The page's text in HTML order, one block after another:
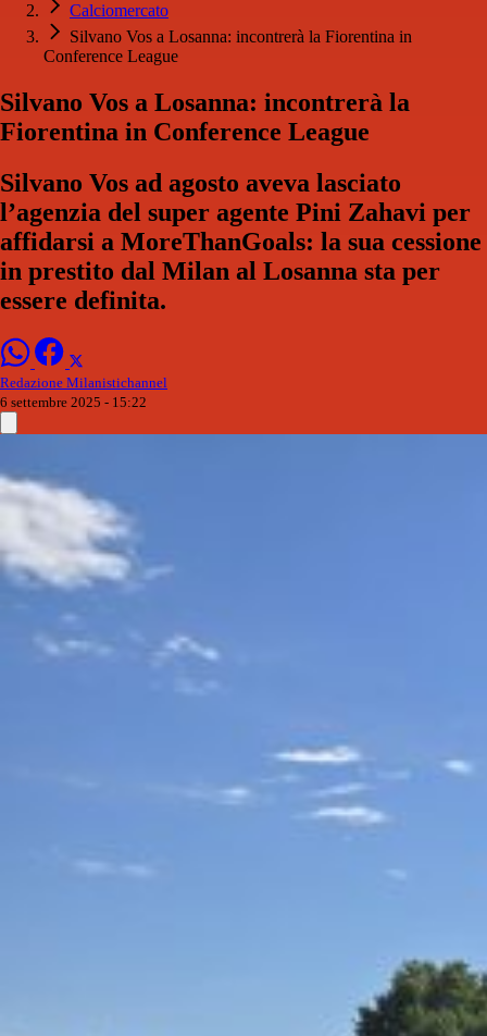
Calciomercato
Silvano Vos a Losanna: incontrerà la Fiorentina in
Conference League
Silvano Vos a Losanna: incontrerà la
Fiorentina in Conference League
Silvano Vos ad agosto aveva lasciato
l’agenzia del super agente Pini Zahavi per
affidarsi a MoreThanGoals: la sua cessione
in prestito dal Milan al Losanna sta per
essere definita.
Redazione Milanistichannel
6 settembre 2025 - 15:22